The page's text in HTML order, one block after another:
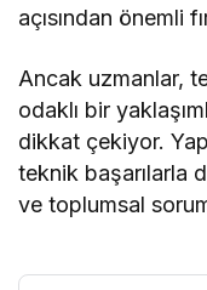
açısından önemli
Ancak uzmanlar,
odaklı bir
dikkat çekiyor.
teknik başarılarla
ve toplumsal